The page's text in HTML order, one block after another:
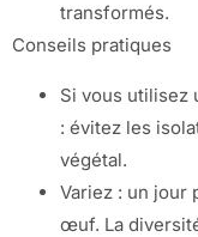
transformés.
Conseils pratiques
Si vous utilisez
: évitez les
végétal.
Variez : un jour
œuf. La